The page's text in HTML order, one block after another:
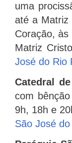
uma
até a Matriz
Coração, às
Matriz
José do Rio
Catedral
com
9h, 18h e
São José